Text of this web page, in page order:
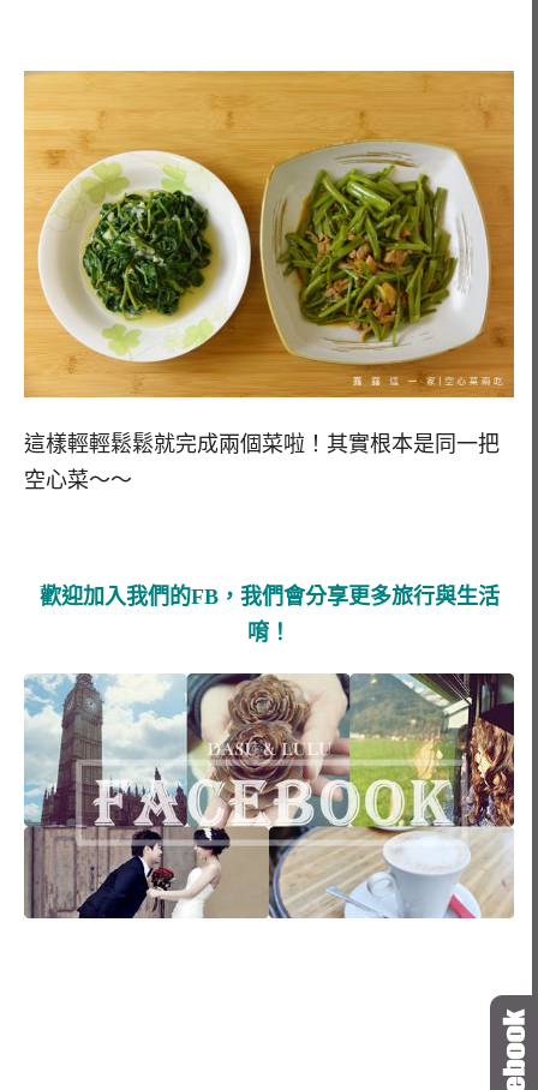
這樣輕輕鬆鬆就完成兩個菜啦！其實根本是同一把
空心菜～～
歡迎加入我們的FB，我們會分享更多旅行與生活
唷！